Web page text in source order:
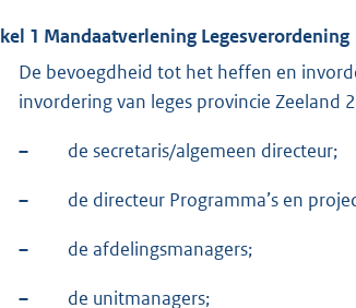
1 Mandaatverlening Legesverordening
De bevoegdheid tot het heffen en
invordering van leges provincie Zeeland
– de secretaris/algemeen directeur;
– de directeur Programma’s en
– de afdelingsmanagers;
– de unitmanagers;